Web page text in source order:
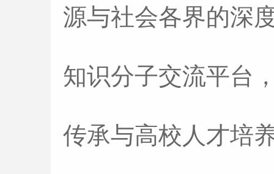
源与社会各界的深
知识分子交流平台
传承与高校人才培